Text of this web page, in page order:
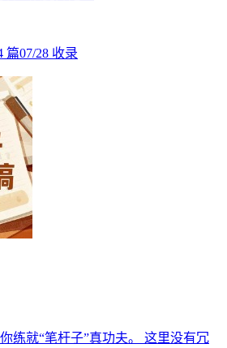
篇07/28 收录
练就“笔杆子”真功夫。 这里没有冗